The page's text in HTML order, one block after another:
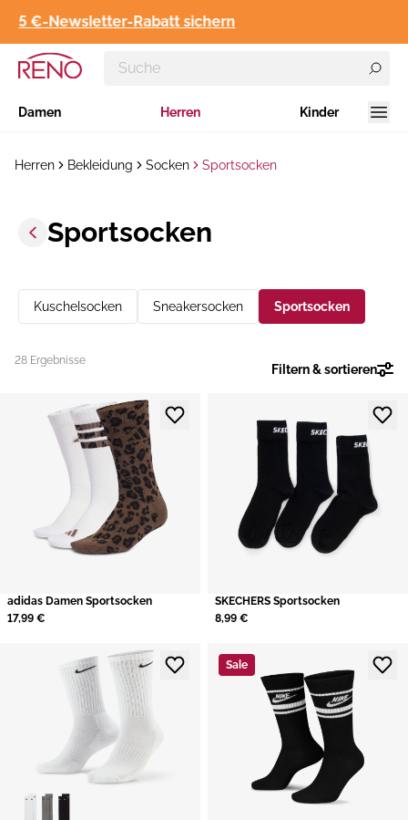
5 €-Newsletter-Rabatt sichern
Damen Herren Kinder
Herren Bekleidung Socken Sportsocken
Sportsocken
Kuschelsocken Sneakersocken Sportsocken
Filtern & sortieren
28 Ergebnisse
adidas Damen Sportsocken
17,99 €
​SKECHERS Sportsocken
8,99 €
Sale